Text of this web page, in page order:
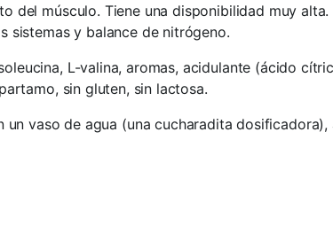
del músculo. Tiene una disponibilidad muy
sistemas y balance de nitrógeno.
L-valina, aromas, acidulante (ácido
sin gluten, sin lactosa.
un vaso de agua (una cucharadita